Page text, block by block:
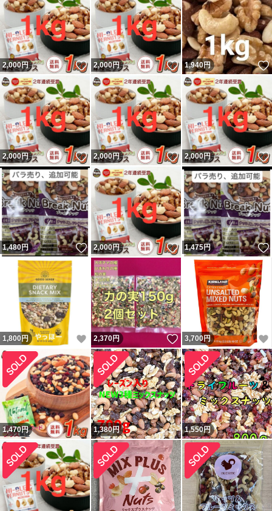
2,000円 いいね！
2,000円 いいね！
1,940円
2,000円 いいね！
2,000円 いいね！
2,000円
1,480円 いいね！
2,000円 いいね！
1,475円
1,800円 いいね！
2,370円 いいね！
3,700円
1,470円 1,380円 1,550円